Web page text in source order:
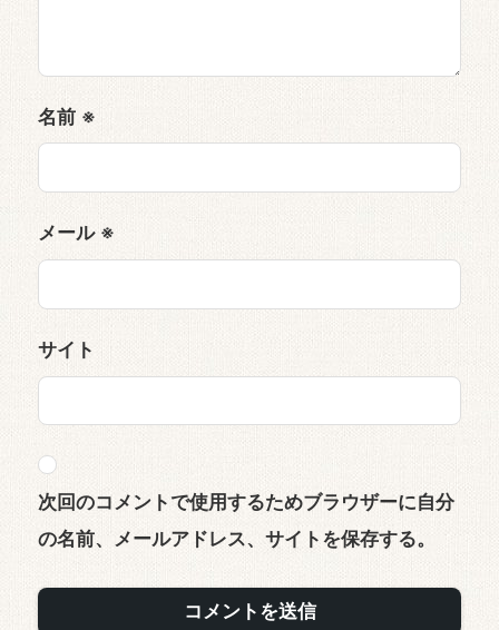
名前 ※
メール ※
サイト
次回のコメントで使用するためブラウザーに自分
の名前、メールアドレス、サイトを保存する。